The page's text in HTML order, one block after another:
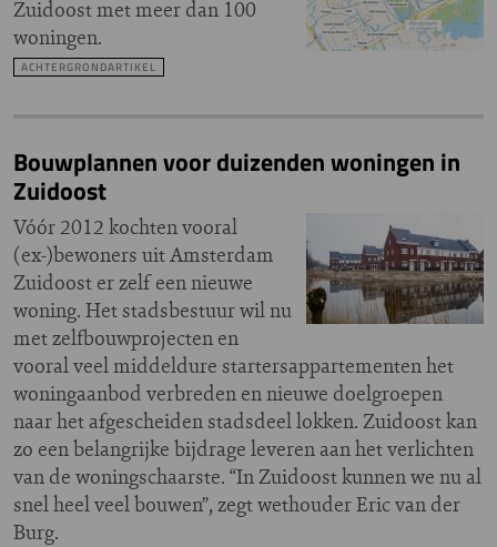
Zuidoost met meer dan 100
woningen.
ACHTERGRONDARTIKEL
Bouwplannen voor duizenden woningen in
Zuidoost
Vóór 2012 kochten vooral
(ex-)bewoners uit Amsterdam
Zuidoost er zelf een nieuwe
woning. Het stadsbestuur wil nu
met zelfbouwprojecten en
vooral veel middeldure startersappartementen het
woningaanbod verbreden en nieuwe doelgroepen
naar het afgescheiden stadsdeel lokken. Zuidoost kan
zo een belangrijke bijdrage leveren aan het verlichten
van de woningschaarste. “In Zuidoost kunnen we nu al
snel heel veel bouwen”, zegt wethouder Eric van der
Burg.